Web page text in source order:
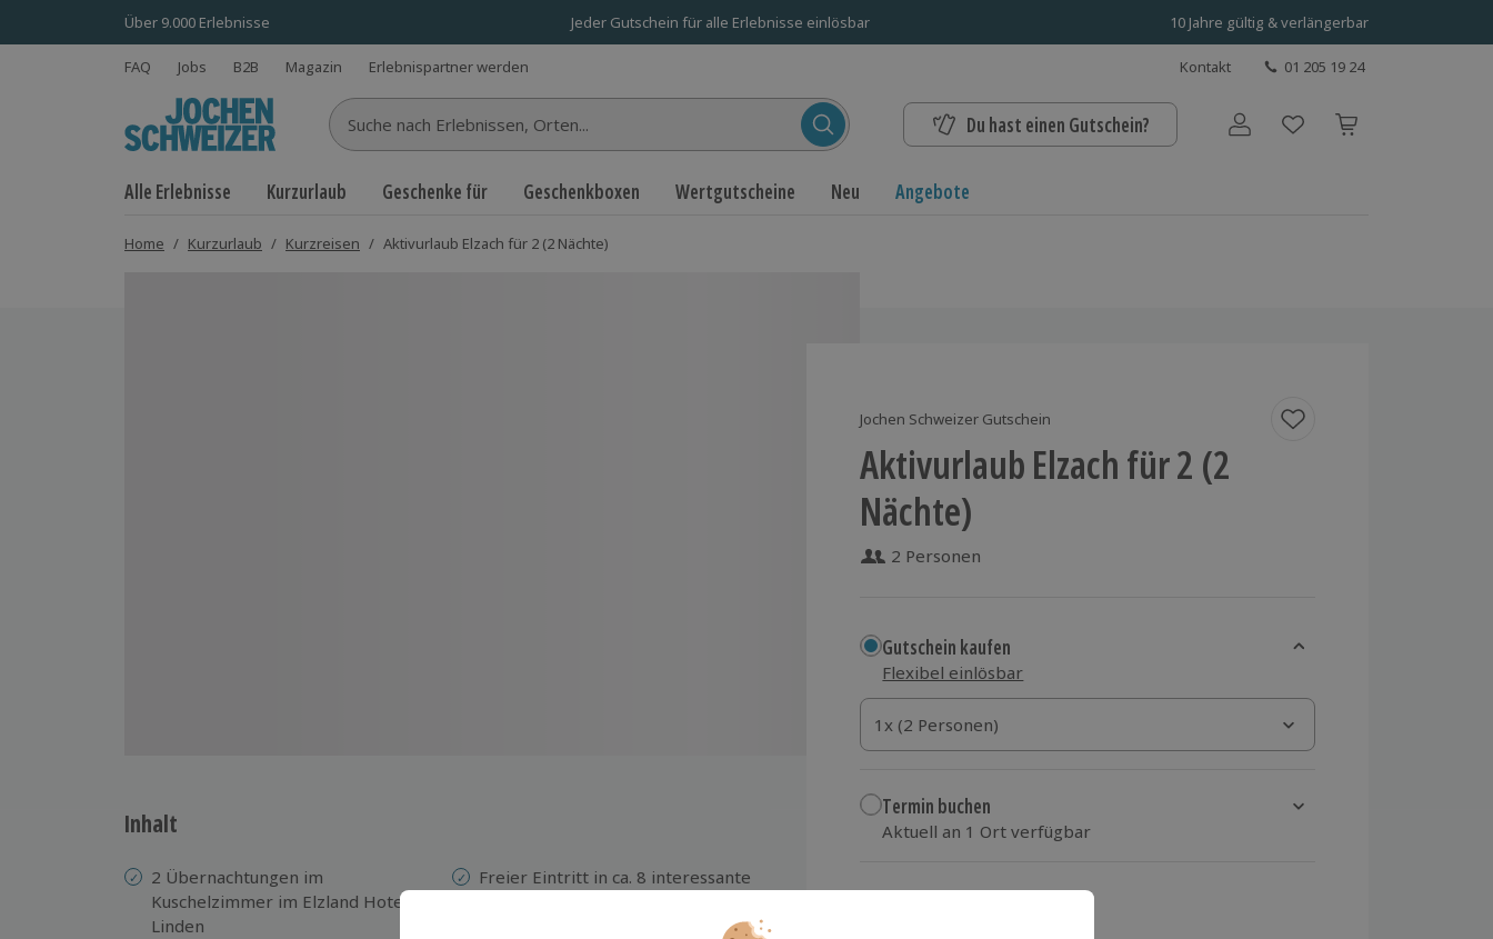
Über 9.000 Erlebnisse Jeder Gutschein für alle Erlebnisse einlösbar 10 Jahre gültig & verlängerbar
FAQ Jobs B2B Magazin Erlebnispartner werden Kontakt 01 205 19 24
Suche nach Erlebnissen... Du hast einen Gutschein? Benutzerkonto
Alle Erlebnisse Kurzurlaub Geschenke für Geschenkboxen Wertgutscheine Neu Angebote
Home / Kurzurlaub / Kurzreisen / Aktivurlaub Elzach für 2 (2 Nächte)
Jochen Schweizer Gutschein
Aktivurlaub Elzach für 2 (2
Nächte)
2 Personen
Gutschein kaufen
Flexibel einlösbar
1x (2 Personen)
1x (2 Personen)
1x (2 Personen)
Termin buchen
Aktuell an 1 Ort verfügbar
Inhalt
2 Übernachtungen im
Kuschelzimmer im Elzland Hotel 9
Linden
Freier Eintritt in ca. 8 interessante